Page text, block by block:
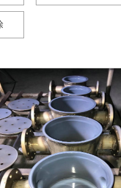
查看详情+